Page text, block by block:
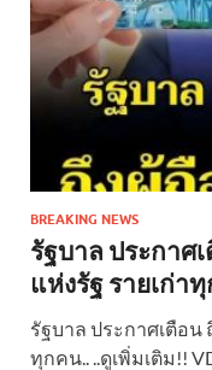
BREAKING NEWS
รัฐบาล ประกาศ
แห่งรัฐ รายเก่า
รัฐบาล ประกาศเตือน
ทุกคน.. ..ดูเพิ่มเติม!!